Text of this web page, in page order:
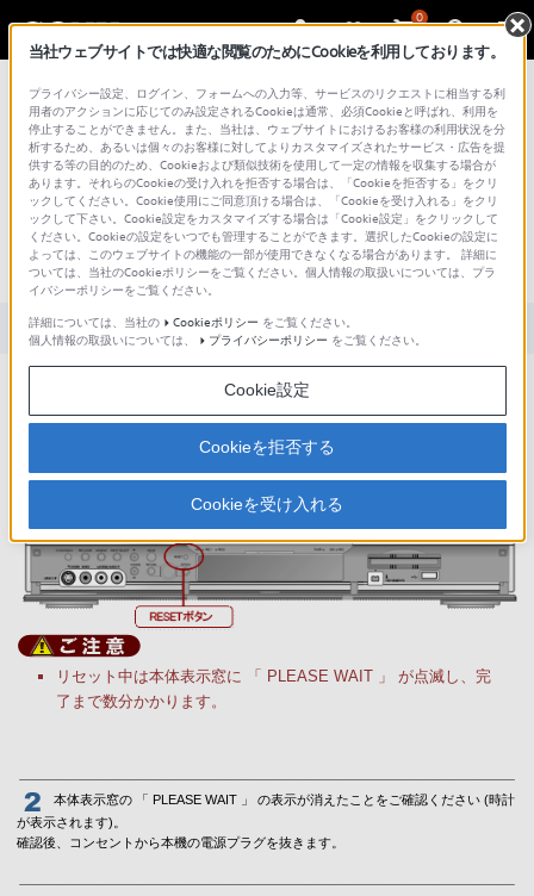
0
総合サポート・お問い合わせ
文書番号 : S1110278018967 / 最終更新日 : 2024/12/09
本体表示窓に 「 PLEASE WAIT 」 と表示
が点滅したまま操作ができない。
対象製品カテゴリー・製品
起動時、本体表示窓に 「 PLEASE WAIT 」 と表示されたまま起動しない場合には、
本体前面のふたの中に 「 RESET 」 ボタンがあります。
「 RESET 」 ボタンを押して、本機をリセットします。
リセット中は本体表示窓に 「 PLEASE WAIT 」 が点滅し、完
了まで数分かかります。
本体表示窓の 「 PLEASE WAIT 」 の表示が消えたことをご確認ください (時計
が表示されます)。
確認後、コンセントから本機の電源プラグを抜きます。
当社ウェブサイトでは快適な閲覧のためにCookieを利用しております。
プライバシー設定、ログイン、フォームへの入力等、サービスのリクエストに相当する利
用者のアクションに応じてのみ設定されるCookieは通常、必須Cookieと呼ばれ、利用を
停止することができません。また、当社は、ウェブサイトにおけるお客様の利用状況を分
析するため、あるいは個々のお客様に対してよりカスタマイズされたサービス・広告を提
供する等の目的のため、Cookieおよび類似技術を使用して一定の情報を収集する場合が
あります。それらのCookieの受け入れを拒否する場合は、「Cookieを拒否する」をクリ
ックしてください。Cookie使用にご同意頂ける場合は、「Cookieを受け入れる」をクリ
ックして下さい。Cookie設定をカスタマイズする場合は「Cookie設定」をクリックして
ください。Cookieの設定をいつでも管理することができます。選択したCookieの設定に
よっては、このウェブサイトの機能の一部が使用できなくなる場合があります。 詳細に
ついては、当社のCookieポリシーをご覧ください。個人情報の取扱いについては、プラ
イバシーポリシーをご覧ください。
詳細については、当社の
Cookieポリシー をご覧ください。
個人情報の取扱いについては、
プライバシーポリシー をご覧ください。
Cookie設定
Cookieを拒否する
Cookieを受け入れる